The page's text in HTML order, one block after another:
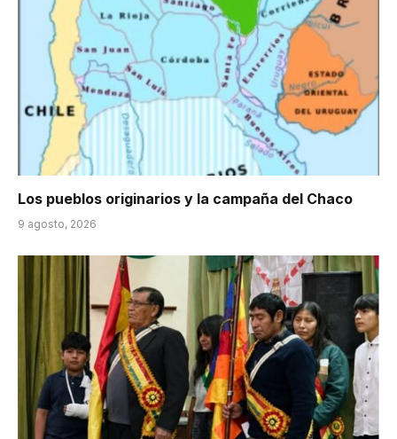
Los pueblos originarios y la campaña del Chaco
9 agosto, 2026